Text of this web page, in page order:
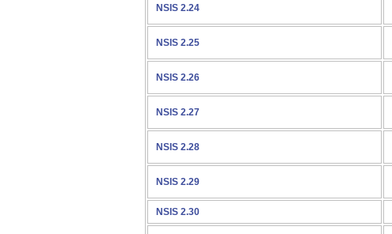
NSIS 2.24
NSIS 2.25
NSIS 2.26
NSIS 2.27
NSIS 2.28
NSIS 2.29
NSIS 2.30